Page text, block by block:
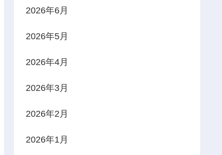
2026年6月
2026年5月
2026年4月
2026年3月
2026年2月
2026年1月